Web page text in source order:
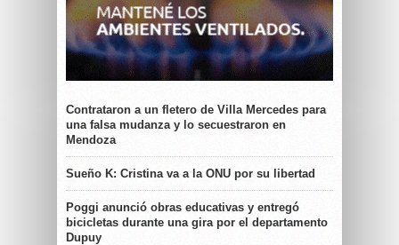
Contrataron a un fletero de Villa Mercedes para
una falsa mudanza y lo secuestraron en
Mendoza
Sueño K: Cristina va a la ONU por su libertad
Poggi anunció obras educativas y entregó
bicicletas durante una gira por el departamento
Dupuy